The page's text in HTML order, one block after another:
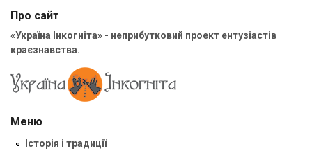
Про сайт
«Україна Інкогніта» - неприбутковий проект ентузіастів
краєзнавства.
Меню
Історія і традиції